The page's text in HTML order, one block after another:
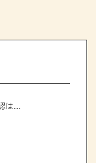
＼南の駅やえせ会議室の予約状況の確認はこちら！／